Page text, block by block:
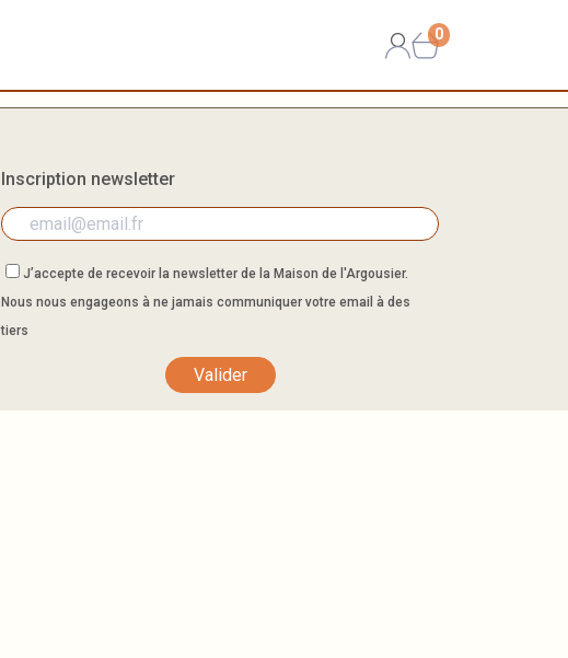
0
Inscription newsletter
J’accepte de recevoir la newsletter de la Maison de l'Argousier.
Nous nous engageons à ne jamais communiquer votre email à des
tiers
Valider